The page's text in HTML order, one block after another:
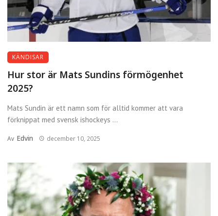
KÄNDISAR
Hur stor är Mats Sundins förmögenhet
2025?
Mats Sundin är ett namn som för alltid kommer att vara
förknippat med svensk ishockeys ...
Av Edvin december 10, 2025